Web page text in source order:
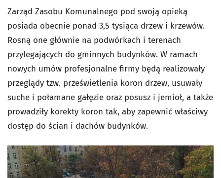
Zarząd Zasobu Komunalnego pod swoją opieką
posiada obecnie ponad 3,5 tysiąca drzew i krzewów.
Rosną one głównie na podwórkach i terenach
przylegających do gminnych budynków. W ramach
nowych umów profesjonalne firmy będą realizowały
przeglądy tzw. prześwietlenia koron drzew, usuwały
suche i połamane gałęzie oraz posusz i jemioł, a także
prowadziły korekty koron tak, aby zapewnić właściwy
dostęp do ścian i dachów budynków.